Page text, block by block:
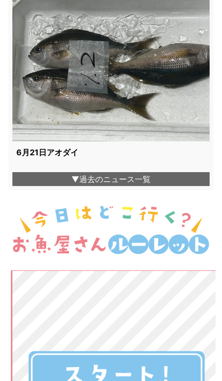
6月21日アオダイ
▼過去のニュース一覧